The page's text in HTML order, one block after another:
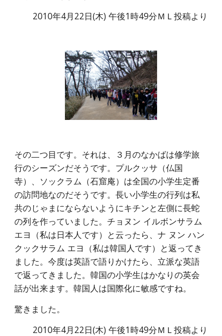
2010年4月22日(木) 午後1時49分ＭＬ投稿より
その二つ目です。それは、３月のなかばは修学旅
行のシーズンだそうです。プルクッサ（仏国
寺）、ソックラム（石窟庵）は全国の小学生定番
の訪問地なのだそうです。長い小学生の行列は私
共のじゃまにならないようにキチンと左側に長蛇
の列を作っていました。チョヌン イルボンサラム
エヨ（私は日本人です）と云ったら、ナ ヌン ハン
クックサラム エヨ（私は韓国人です）と返ってき
ました。今度は英語で語りかけたら、立派な英語
で返ってきました。韓国の小学生はかなりの英会
話が出来ます。韓国人は国際化に敏感ですね。
驚きました。
2010年4月22日(木) 午後1時49分ＭＬ投稿より